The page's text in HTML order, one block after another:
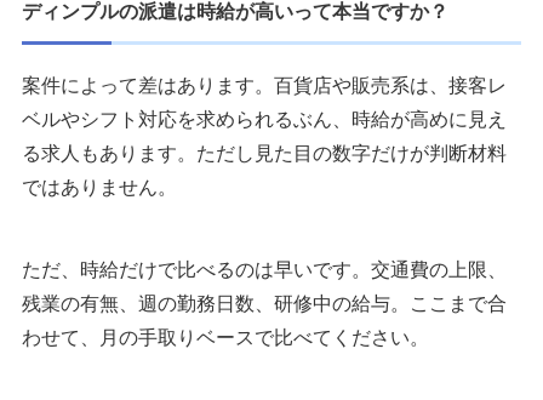
ディンプルの派遣は時給が高いって本当ですか？
案件によって差はあります。百貨店や販売系は、接客レ
ベルやシフト対応を求められるぶん、時給が高めに見え
る求人もあります。ただし見た目の数字だけが判断材料
ではありません。
ただ、時給だけで比べるのは早いです。交通費の上限、
残業の有無、週の勤務日数、研修中の給与。ここまで合
わせて、月の手取りベースで比べてください。